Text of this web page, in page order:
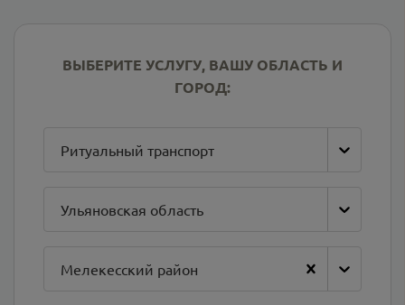
ВЫБЕРИТЕ УСЛУГУ, ВАШУ ОБЛАСТЬ И
ГОРОД:
Ритуальный транспорт
Ульяновская область
Мелекесский район